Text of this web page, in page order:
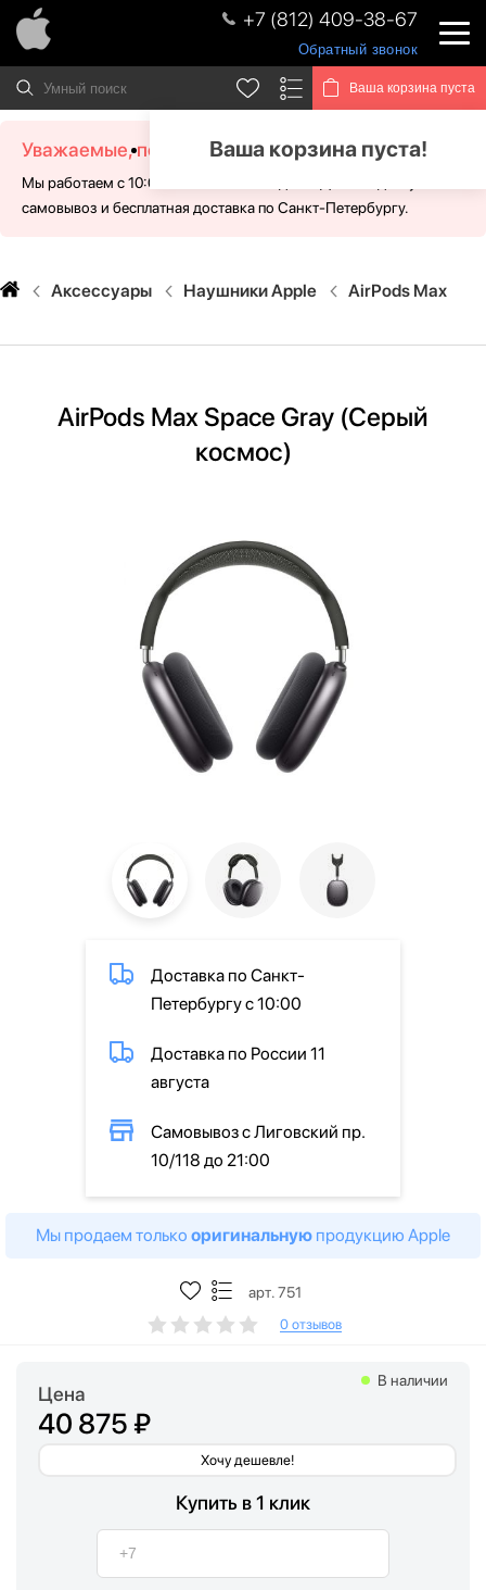
+7 (812) 409-38-67
Обратный звонок
Ваша корзина пуста
Ваша корзина пуста!
Уважаемые, посетители!
Мы работаем с 10:00 - 21:00 без выходных. Для Вас доступен
самовывоз и бесплатная доставка по Санкт-Петербургу.
Аксессуары Наушники Apple AirPods Max
AirPods Max Space Gray (Серый
космос)
Доставка по Санкт-
Петербургу с 10:00
Доставка по России 11
августа
Самовывоз с Лиговский пр.
10/118 до 21:00
Мы продаем только оригинальную продукцию Apple
арт. 751
0 отзывов
Цена
40 875 ₽
Хочу дешевле!
В наличии
Купить в 1 клик